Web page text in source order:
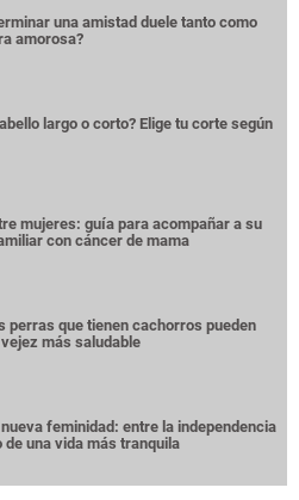
una amistad duele tanto como
amorosa?
largo o corto? Elige tu corte según
mujeres: guía para acompañar a su
con cáncer de mama
perras que tienen cachorros pueden
más saludable
nueva feminidad: entre la independencia
de una vida más tranquila